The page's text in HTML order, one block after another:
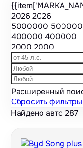
20262026
5000000
400000400000
20002000
Расширенный
Сбросить фильтры
Найдено авто287